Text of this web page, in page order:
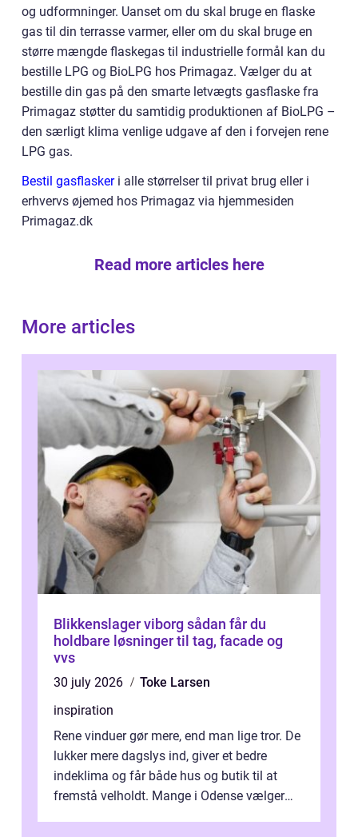
og udformninger. Uanset om du skal bruge en flaske
gas til din terrasse varmer, eller om du skal bruge en
større mængde flaskegas til industrielle formål kan du
bestille LPG og BioLPG hos Primagaz. Vælger du at
bestille din gas på den smarte letvægts gasflaske fra
Primagaz støtter du samtidig produktionen af BioLPG –
den særligt klima venlige udgave af den i forvejen rene
LPG gas.
Bestil gasflaskeri alle størrelser til privat brug eller i
erhvervs øjemed hos Primagaz via hjemmesiden
Primagaz.dk
Read more articles here
More articles
Blikkenslager viborg sådan får du
holdbare løsninger til tag, facade og
vvs
30 july 2026
Toke Larsen
inspiration
Rene vinduer gør mere, end man lige tror. De
lukker mere dagslys ind, giver et bedre
indeklima og får både hus og butik til at
fremstå velholdt. Mange i Odense vælger